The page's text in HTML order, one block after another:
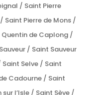
/ Saint Pierre
Saint Pierre de Mons /
Quentin de Caplong /
/ Saint Sauveur
Selve / Saint
Cadourne / Saint
l’Isle / Saint Sève /